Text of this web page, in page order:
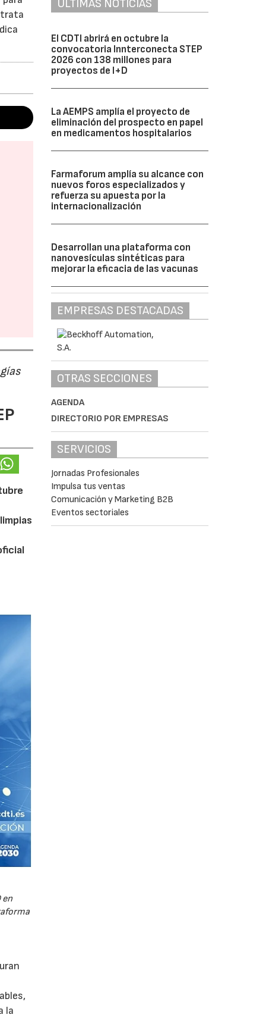
trata
en
la
ÚLTIMAS NOTICIAS
El CDTI abrirá en octubre la
convocatoria Innterconecta STEP
2026 con 138 millones para
proyectos de I+D
La AEMPS amplía el proyecto de
eliminación del prospecto en papel
en medicamentos hospitalarios
Farmaforum amplía su alcance con
nuevos foros especializados y
refuerza su apuesta por la
internacionalización
Desarrollan una plataforma con
nanovesículas sintéticas para
mejorar la eficacia de las vacunas
EMPRESAS DESTACADAS
OTRAS SECCIONES
AGENDA
DIRECTORIO POR EMPRESAS
SERVICIOS
Jornadas Profesionales
Impulsa tus ventas
Comunicación y Marketing B2B
Eventos sectoriales